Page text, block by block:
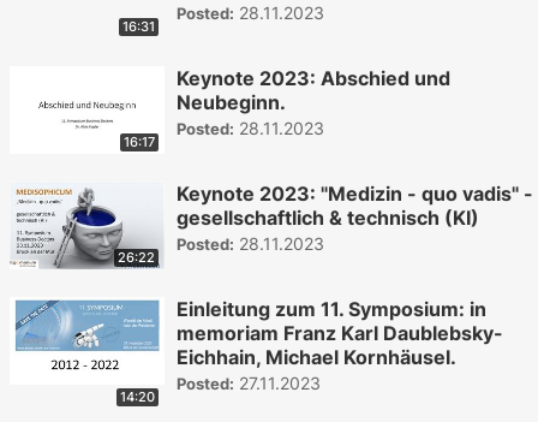
16:31
Posted: 28.11.2023
16:17
Keynote 2023: Abschied und
Neubeginn.
Posted: 28.11.2023
26:22
Keynote 2023: "Medizin - quo vadis" -
gesellschaftlich & technisch (KI)
Posted: 28.11.2023
14:20
Einleitung zum 11. Symposium: in
memoriam Franz Karl Daublebsky-
Eichhain, Michael Kornhäusel.
Posted: 27.11.2023